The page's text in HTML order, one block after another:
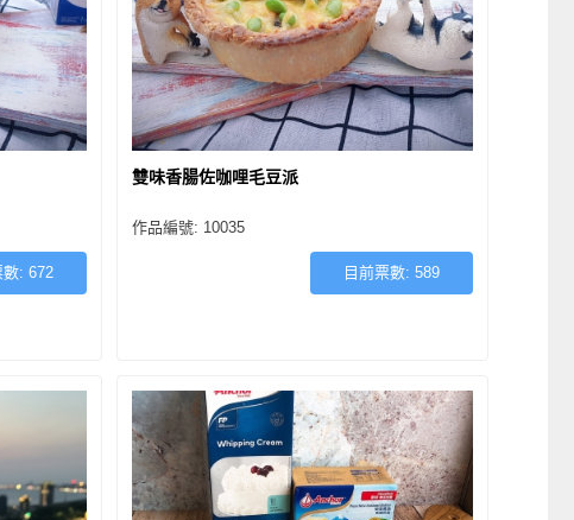
數:672
雙味香腸佐咖哩毛豆派
作品編號: 10035
目前票數:589